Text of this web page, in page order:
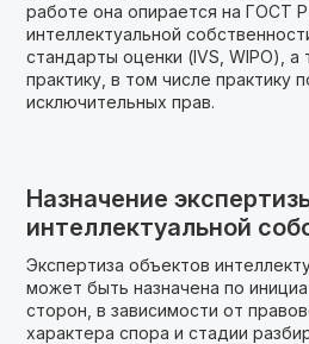
работе она опирается на ГОСТ
интеллектуальной
стандарты оценки (IVS, WIPO),
практику, в том числе практику
исключительных прав.
Назначение
интеллектуальной
Экспертиза объектов
может быть назначена по
сторон, в зависимости от
характера спора и стадии